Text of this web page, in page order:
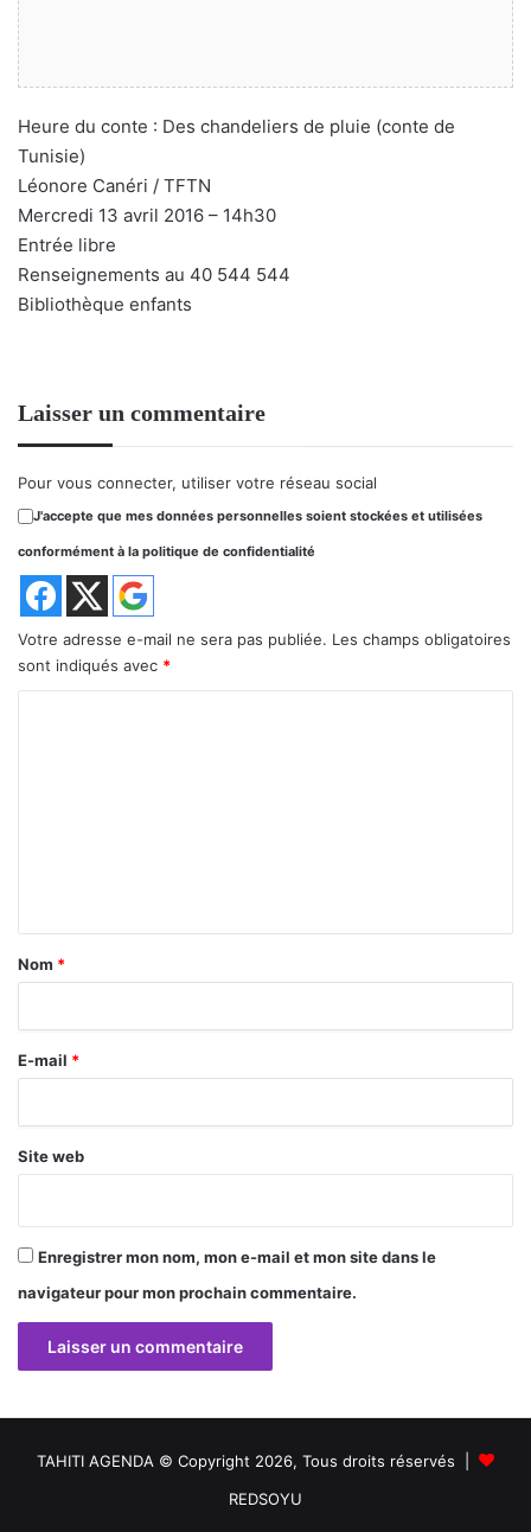
Heure du conte : Des chandeliers de pluie (conte de
Tunisie)
Léonore Canéri / TFTN
Mercredi 13 avril 2016 – 14h30
Entrée libre
Renseignements au 40 544 544
Bibliothèque enfants
Laisser un commentaire
Pour vous connecter, utiliser votre réseau social
J'accepte que mes données personnelles soient stockées et utilisées
conformément à la politique de confidentialité
Votre adresse e-mail ne sera pas publiée. Les champs obligatoires
sont indiqués avec *
a
r
e
Nom *
E-mail *
Site web
Enregistrer mon nom, mon e-mail et mon site dans le
navigateur pour mon prochain commentaire.
TAHITI AGENDA © Copyright 2026, Tous droits réservés |
REDSOYU